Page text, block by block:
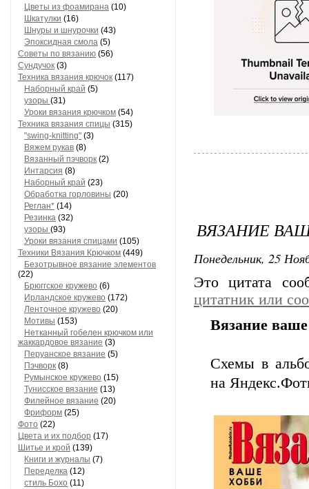
Цветы из фоамирана (10)
Шкатулки (16)
Шнуры и шнурочки (43)
Эпоксидная смола (5)
Советы по вязанию (56)
Сундучок (3)
Техника вязания крючок (117)
Наборный край (5)
узоры (31)
Уроки вязания крючком (54)
Техника вязания спицы (315)
"swing-knitting" (3)
Вяжем рукав (8)
Вязанный пэчворк (2)
Интарсия (8)
Наборный край (23)
Обработка горловины (20)
Реглан* (14)
Резинка (32)
узоры (93)
Уроки вязания спицами (105)
Техники Вязания Крючком (449)
Безотрывное вязание элементов
(22)
Брюггское кружево (6)
Ирландское кружево (172)
Ленточное кружево (20)
Мотивы (153)
Нетканный гобелен крючком или
жаккардовое вязание (3)
Перуанское вязание (5)
Пэчворк (8)
Румынское кружево (15)
Тунисское вязание (13)
Филейное вязание (20)
Фриформ (25)
Фото (22)
Цвета и их подбор (17)
Шитье и крой (139)
Книги и журналы (7)
Переделка (12)
стиль Бохо (11)
ВЯЗАНИЕ
Понедельник, 25
Это цитата
цитатник или
Вязание ваше
Схемы в
на